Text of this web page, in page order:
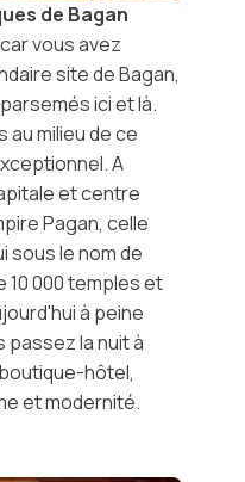
de Bagan
vous avez
site deBagan,
ici et là.
au milieu de ce
A
et centre
Pagan, celle
sous le nom de
10 000 temples et
à peine
passez la nuit à
hôtel,
et modernité.